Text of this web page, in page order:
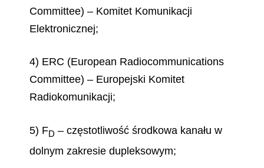
Committee) – Komitet Komunikacji
Elektronicznej;
4) ERC (European Radiocommunications
Committee) – Europejski Komitet
Radiokomunikacji;
5) FD – częstotliwość środkowa kanału w
dolnym zakresie dupleksowym;